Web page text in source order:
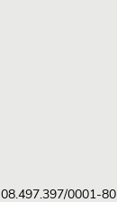
08.497.397/0001-80